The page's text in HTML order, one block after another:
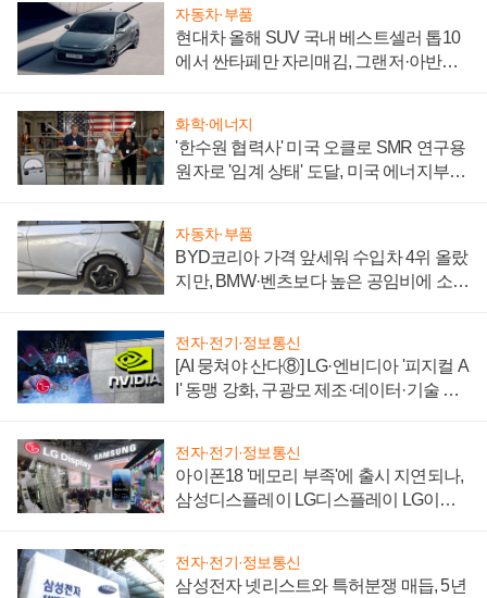
자동차·부품
현대차 올해 SUV 국내 베스트셀러 톱10
에서 싼타페만 자리매김, 그랜저·아반떼
화학·에너지
'한수원 협력사' 미국 오클로 SMR 연구용
원자로 '임계 상태' 도달, 미국 에너지부
자동차·부품
BYD코리아 가격 앞세워 수입차 4위 올랐
지만, BMW·벤츠보다 높은 공임비에 소비
전자·전기·정보통신
[AI 뭉쳐야 산다⑧] LG·엔비디아 '피지컬 A
I' 동맹 강화, 구광모 제조·데이터·기술 결
전자·전기·정보통신
아이폰18 '메모리 부족'에 출시 지연되나,
삼성디스플레이 LG디스플레이 LG이노
전자·전기·정보통신
삼성전자 넷리스트와 특허분쟁 매듭, 5년